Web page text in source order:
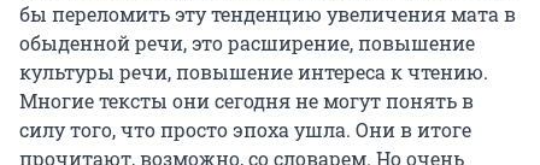
бы переломить эту тенденцию увеличения мата в
обыденной речи, это расширение, повышение
культуры речи, повышение интереса к чтению.
Многие тексты они сегодня не могут понять в
силу того, что просто эпоха ушла. Они в итоге
прочитают, возможно, со словарем. Но очень